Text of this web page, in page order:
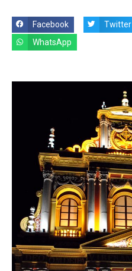
Facebook Twitter
WhatsApp